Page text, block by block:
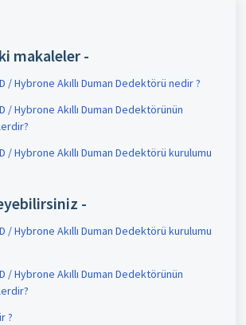
makaleler -
/ Hybrone Akıllı Duman Dedektörü nedir ?
/ Hybrone Akıllı Duman Dedektörünün
/ Hybrone Akıllı Duman Dedektörü kurulumu
-
/ Hybrone Akıllı Duman Dedektörü kurulumu
/ Hybrone Akıllı Duman Dedektörünün
?